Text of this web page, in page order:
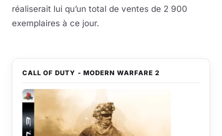
réaliserait lui qu’un total de ventes de 2 900
exemplaires à ce jour.
CALL OF DUTY - MODERN WARFARE 2